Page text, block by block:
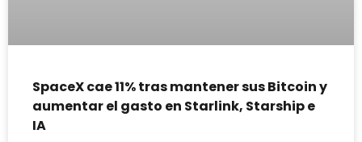
SpaceX cae 11% tras mantener sus Bitcoin y
aumentar el gasto en Starlink, Starship e
IA